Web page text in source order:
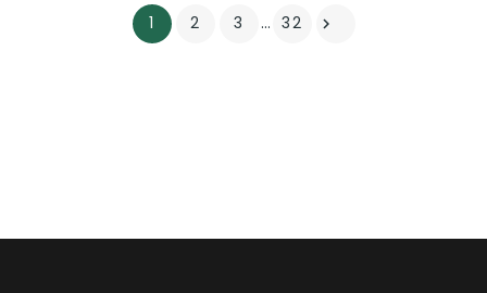
1 2 3 … 32 